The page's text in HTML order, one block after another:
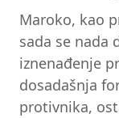
Maroko, kao
sada se nada
iznenađenje
dosadašnja
protivnika,